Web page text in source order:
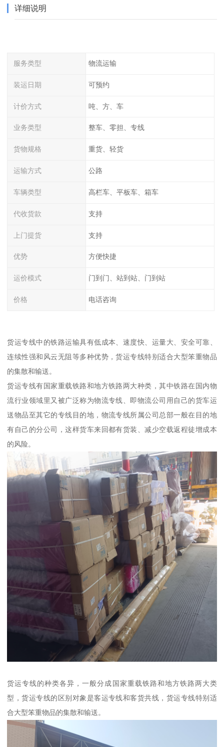
详细说明
服务类型 物流运输
装运日期 可预约
计价方式 吨、方、车
业务类型 整车、零担、专线
货物规格 重货、轻货
运输方式 公路
车辆类型 高栏车、平板车、箱车
代收货款 支持
上门提货 支持
优势 方便快捷
运价模式 门到门、站到站、门到站
价格 电话咨询
货运专线中的铁路运输具有低成本、速度快、运量大、安全可靠、
连续性强和风云无阻等多种优势，货运专线特别适合大型笨重物品
的集散和输送。
货运专线有国家重载铁路和地方铁路两大种类，其中铁路在国内物
流行业领域里又被广泛称为物流专线、即物流公司用自己的货车运
送物品至其它的专线目的地，物流专线所属公司总部一般在目的地
有自己的分公司，这样货车来回都有货装、减少空载返程徒增成本
的风险。
货运专线的种类各异，一般分成国家重载铁路和地方铁路两大类
型，货运专线的区别对象是客运专线和客货共线，货运专线特别适
合大型笨重物品的集散和输送。